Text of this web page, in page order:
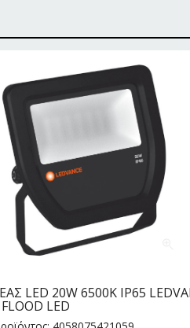
LED 20W 6500Κ IP65
LED